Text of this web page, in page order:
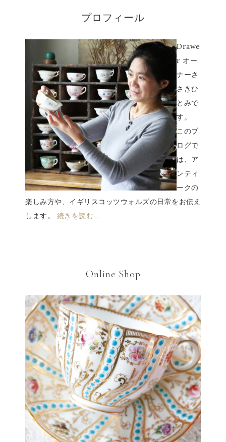
プロフィール
Drawe
r オー
ナーさ
さきひ
とみで
す。
このブ
ログで
は、ア
ンティ
ークの
楽しみ方や、イギリスコッツウォルズの日常をお伝え
します。 続きを読む…
Online Shop